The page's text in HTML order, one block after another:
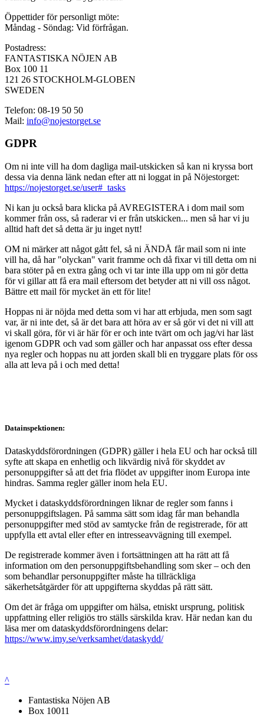
Öppettider för personligt möte:
Måndag - Söndag: Vid förfrågan.
Postadress:
FANTASTISKA NÖJEN AB
Box 100 11
121 26 STOCKHOLM-GLOBEN
SWEDEN
Telefon: 08-19 50 50
Mail: info@nojestorget.se
GDPR
Om ni inte vill ha dom dagliga mail-utskicken så kan ni kryssa bort
dessa via denna länk nedan efter att ni loggat in på Nöjestorget:
https://nojestorget.se/user#_tasks
Ni kan ju också bara klicka på AVREGISTERA i dom mail som
kommer från oss, så raderar vi er från utskicken... men så har vi ju
alltid haft det så detta är ju inget nytt!
OM ni märker att något gått fel, så ni ÄNDÅ får mail som ni inte
vill ha, då har "olyckan" varit framme och då fixar vi till detta om ni
bara stöter på en extra gång och vi tar inte illa upp om ni gör detta
för vi gillar att få era mail eftersom det betyder att ni vill oss något.
Bättre ett mail för mycket än ett för lite!
Hoppas ni är nöjda med detta som vi har att erbjuda, men som sagt
var, är ni inte det, så är det bara att höra av er så gör vi det ni vill att
vi skall göra, för vi är här för er och inte tvärt om och jag/vi har läst
igenom GDPR och vad som gäller och har anpassat oss efter dessa
nya regler och hoppas nu att jorden skall bli en tryggare plats för oss
alla att leva på i och med detta!
Datainspektionen:
Dataskyddsförordningen (GDPR) gäller i hela EU och har också till
syfte att skapa en enhetlig och likvärdig nivå för skyddet av
personuppgifter så att det fria flödet av uppgifter inom Europa inte
hindras. Samma regler gäller inom hela EU.
Mycket i dataskyddsförordningen liknar de regler som fanns i
personuppgiftslagen. På samma sätt som idag får man behandla
personuppgifter med stöd av samtycke från de registrerade, för att
uppfylla ett avtal eller efter en intresseavvägning till exempel.
De registrerade kommer även i fortsättningen att ha rätt att få
information om den personuppgiftsbehandling som sker – och den
som behandlar personuppgifter måste ha tillräckliga
säkerhetsåtgärder för att uppgifterna skyddas på rätt sätt.
Om det är fråga om uppgifter om hälsa, etniskt ursprung, politisk
uppfattning eller religiös tro ställs särskilda krav. Här nedan kan du
läsa mer om dataskyddsförordningens delar:
https://www.imy.se/verksamhet/dataskydd/
^
Fantastiska Nöjen AB
Box 10011